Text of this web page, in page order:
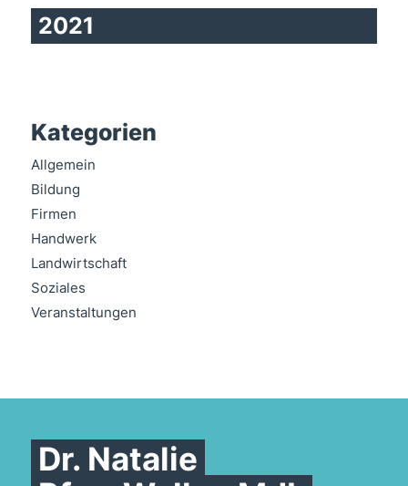
2021
Kategorien
Allgemein
Bildung
Firmen
Handwerk
Landwirtschaft
Soziales
Veranstaltungen
Dr. Natalie